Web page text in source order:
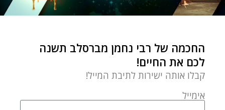
החכמה של רבי נחמן מברסלב תשנה
לכם את החיים!
קבלו אותה ישירות לתיבת המייל!
אימייל